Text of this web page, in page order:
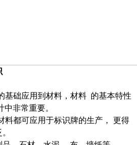
基础应用到材料，材料 的基本特性
中非常重要。
料都可应用于标识牌的生产，
更得